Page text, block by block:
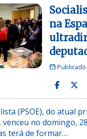
na
Publicado
(PSOE), do atual
venceu no domingo,
terá de formar…